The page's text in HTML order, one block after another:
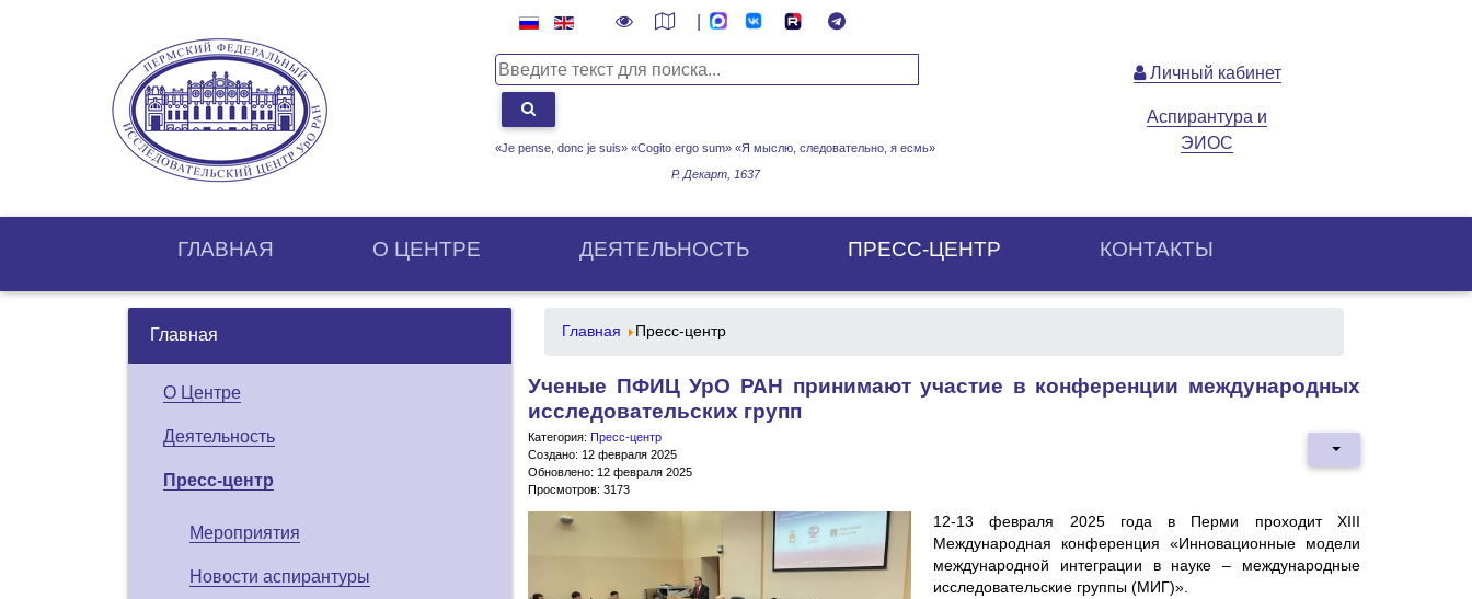
«Je pense, donc je suis» «Cogito ergo sum» «Я мыслю, следовательно, я есмь»
Р. Декарт, 1637
Личный кабинет
Аспирантура и
ЭИОС
ГЛАВНАЯ О ЦЕНТРE ДЕЯТЕЛЬНОСТЬ ПРЕСС-ЦЕНТР КОНТАКТЫ
Главная
О Центре
Деятельность
Пресс-центр
Мероприятия
Новости аспирантуры
Главная Пресс-центр
Ученые ПФИЦ УрО РАН принимают участие в конференции международных
исследовательских групп
Категория: Пресс-центр
Создано: 12 февраля 2025
Обновлено: 12 февраля 2025
Просмотров: 3173
12-13 февраля 2025 года в Перми проходит XIII
Международная конференция «Инновационные модели
международной интеграции в науке – международные
исследовательские группы (МИГ)».